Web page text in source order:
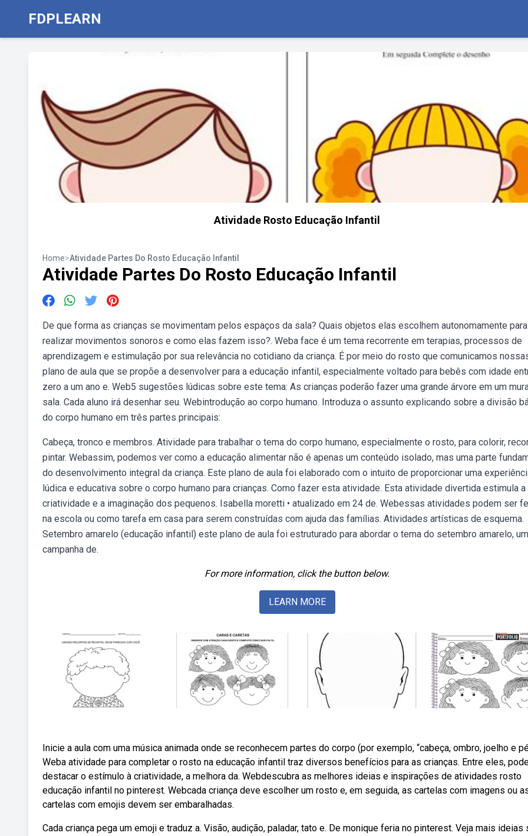
FDPLEARN
Atividade Rosto Educação Infantil
Home>Atividade Partes Do Rosto Educação Infantil
Atividade Partes Do Rosto Educação Infantil
De que forma as crianças se movimentam pelos espaços da sala? Quais objetos elas escolhem autonomamente para
realizar movimentos sonoros e como elas fazem isso?. Weba face é um tema recorrente em terapias, processos de
aprendizagem e estimulação por sua relevância no cotidiano da criança. É por meio do rosto que comunicamos
plano de aula que se propõe a desenvolver para a educação infantil, especialmente voltado para bebês com idade
zero a um ano e. Web5 sugestões lúdicas sobre este tema: As crianças poderão fazer uma grande árvore em um
sala. Cada aluno irá desenhar seu. Webintrodução ao corpo humano. Introduza o assunto explicando sobre a divisão
do corpo humano em três partes principais:
Cabeça, tronco e membros. Atividade para trabalhar o tema do corpo humano, especialmente o rosto, para colorir,
pintar. Webassim, podemos ver como a educação alimentar não é apenas um conteúdo isolado, mas uma parte
do desenvolvimento integral da criança. Este plano de aula foi elaborado com o intuito de proporcionar uma
lúdica e educativa sobre o corpo humano para crianças. Como fazer esta atividade. Esta atividade divertida estimula a
criatividade e a imaginação dos pequenos. Isabella moretti • atualizado em 24 de. Webessas atividades podem ser
na escola ou como tarefa em casa para serem construídas com ajuda das famílias. Atividades artísticas de esquema.
Setembro amarelo (educação infantil) este plano de aula foi estruturado para abordar o tema do setembro amarelo,
campanha de.
For more information, click the button below.
LEARN MORE
Inicie a aula com uma música animada onde se reconhecem partes do corpo (por exemplo, “cabeça, ombro, joelho e
Weba atividade para completar o rosto na educação infantil traz diversos benefícios para as crianças. Entre eles,
destacar o estímulo à criatividade, a melhora da. Webdescubra as melhores ideias e inspirações de atividades rosto
educação infantil no pinterest. Webcada criança deve escolher um rosto e, em seguida, as cartelas com imagens ou
cartelas com emojis devem ser embaralhadas.
Cada criança pega um emoji e traduz a. Visão, audição, paladar, tato e. De monique feria no pinterest. Veja mais ideias